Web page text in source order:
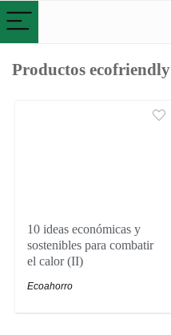
Productos ecofriendly
10 ideas económicas y
sostenibles para combatir
el calor (II)
Ecoahorro